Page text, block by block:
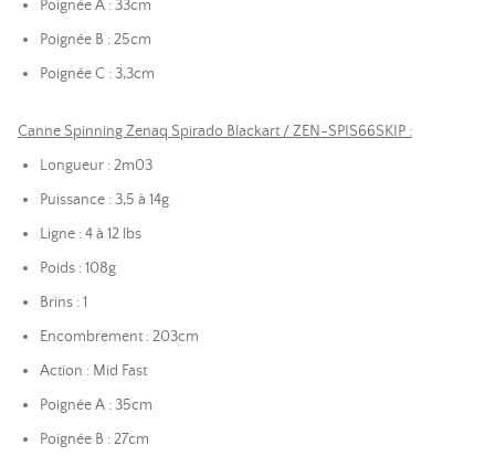
Poignée A : 33cm
Poignée B : 25cm
Poignée C : 3,3cm
Canne Spinning Zenaq Spirado Blackart / ZEN-SPIS66SKIP :
Longueur : 2m03
Puissance : 3,5 à 14g
Ligne : 4 à 12 lbs
Poids : 108g
Brins : 1
Encombrement : 203cm
Action : Mid Fast
Poignée A : 35cm
Poignée B : 27cm